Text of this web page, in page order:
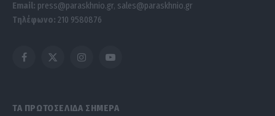
Email: press@paraskhnio.gr, sales@paraskhnio.gr
Τηλέφωνο: 210 9580876
Facebook
X
InstagramYouTube
ΤΑ ΠΡΩΤΟΣΕΛΙΔΑ ΣΗΜΕΡΑ